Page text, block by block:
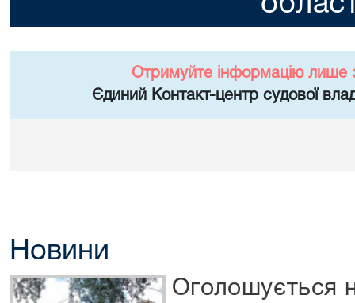
Отримуйте інформацію лише
Єдиний Контакт-центр судової
Новини
Оголошується